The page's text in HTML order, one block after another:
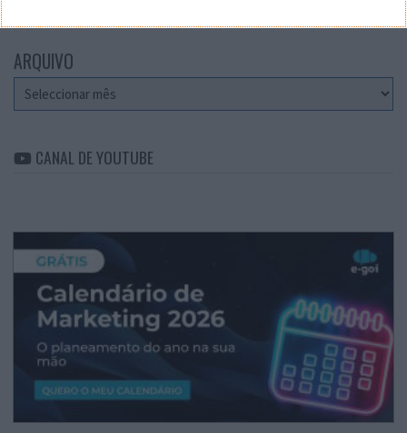
ARQUIVO
Arquivo
CANAL DE YOUTUBE